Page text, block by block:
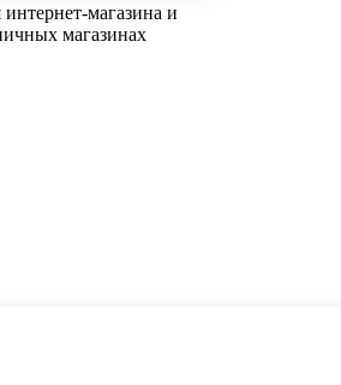
магазина и
магазинах